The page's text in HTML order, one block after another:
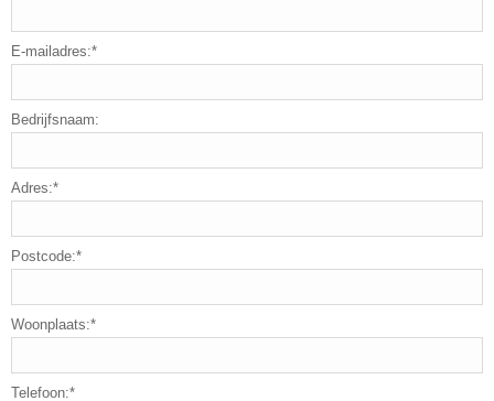
E-mailadres:*
Bedrijfsnaam:
Adres:*
Postcode:*
Woonplaats:*
Telefoon:*